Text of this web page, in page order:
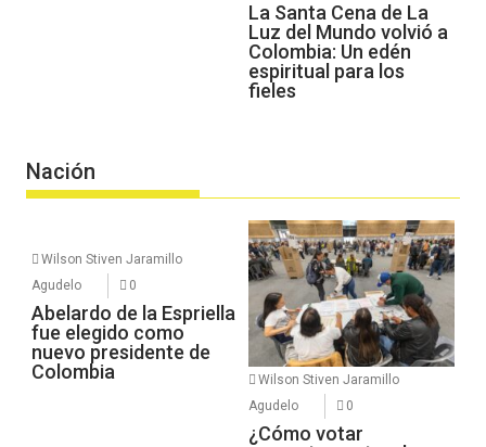
La Santa Cena de La
Luz del Mundo volvió a
Colombia: Un edén
espiritual para los
fieles
Nación
Wilson Stiven Jaramillo
Agudelo
0
Abelardo de la Espriella
fue elegido como
nuevo presidente de
Colombia
Wilson Stiven Jaramillo
Agudelo
0
¿Cómo votar